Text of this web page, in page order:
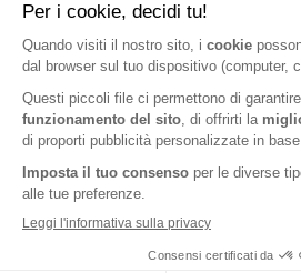
informativa privacy
, acconsento
periodica di Nutrition et Santé